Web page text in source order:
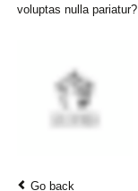
voluptas nulla pariatur?
Go back